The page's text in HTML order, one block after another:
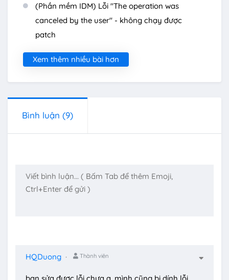
(Phần mềm IDM) Lỗi "The operation was
canceled by the user" - không chạy được
patch
Xem thêm nhiều bài hơn
Bình luận (9)
HQDuong Thành viên